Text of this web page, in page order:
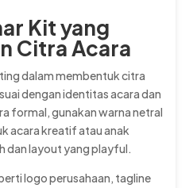
Kit yang
Citra Acara
dalam membentuk citra
dengan identitas acara dan
formal, gunakan warna netral
acara kreatif atau anak
dan layout yang playful.
logo perusahaan, tagline